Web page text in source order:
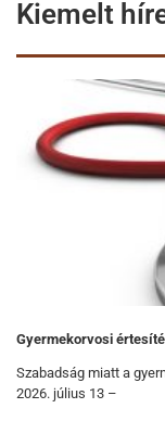
Kiemelt
Gyermekorvosi
Szabadság miatt a
2026. július 13 –